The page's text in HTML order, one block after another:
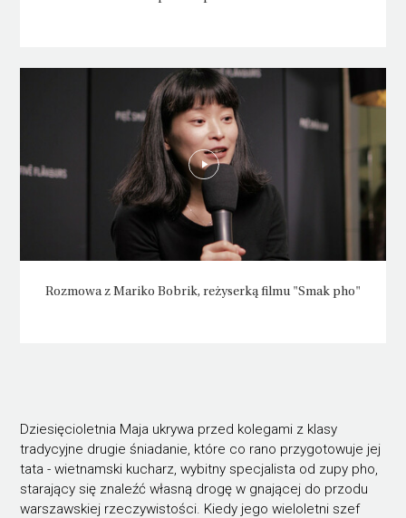
Rozmowa z Mariko Bobrik, reżyserką filmu "Smak pho"
Dziesięcioletnia Maja ukrywa przed kolegami z klasy
tradycyjne drugie śniadanie, które co rano przygotowuje jej
tata - wietnamski kucharz, wybitny specjalista od zupy pho,
starający się znaleźć własną drogę w gnającej do przodu
warszawskiej rzeczywistości. Kiedy jego wieloletni szef